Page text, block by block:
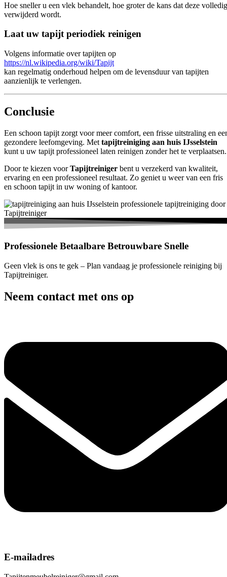
Hoe sneller u een vlek behandelt, hoe groter de kans dat deze volledig
verwijderd wordt.
Laat uw tapijt periodiek reinigen
Volgens informatie over tapijten op
https://nl.wikipedia.org/wiki/Tapijt
kan regelmatig onderhoud helpen om de levensduur van tapijten
aanzienlijk te verlengen.
Conclusie
Een schoon tapijt zorgt voor meer comfort, een frisse uitstraling en
gezondere leefomgeving. Met tapijtreiniging aan huis IJsselstein
kunt u uw tapijt professioneel laten reinigen zonder het te verplaatsen.
Door te kiezen voorTapijtreiniger bent u verzekerd van kwaliteit,
ervaring en een professioneel resultaat. Zo geniet u weer van een fris
en schoon tapijt in uw woning of kantoor.
Professionele Betaalbare Betrouwbare Snelle
Geen vlek is ons te gek – Plan vandaag je professionele reiniging bij
Tapijtreiniger.
Neem contact met ons op
E-mailadres